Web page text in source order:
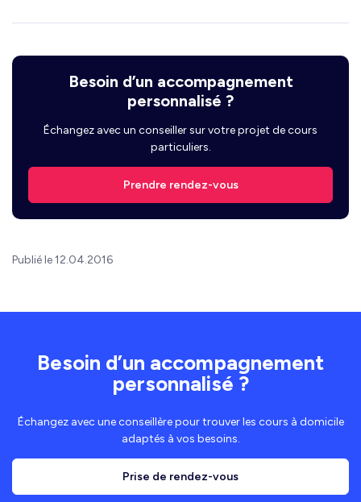
Besoin d’un accompagnement
personnalisé ?
Échangez avec un conseiller sur votre projet de cours
particuliers.
Prendre rendez-vous
Publié le 12.04.2016
Besoin d’un accompagnement
personnalisé ?
Échangez avec une conseillère pour trouver les cours à domicile
adaptés à vos besoins.
Prise de rendez-vous